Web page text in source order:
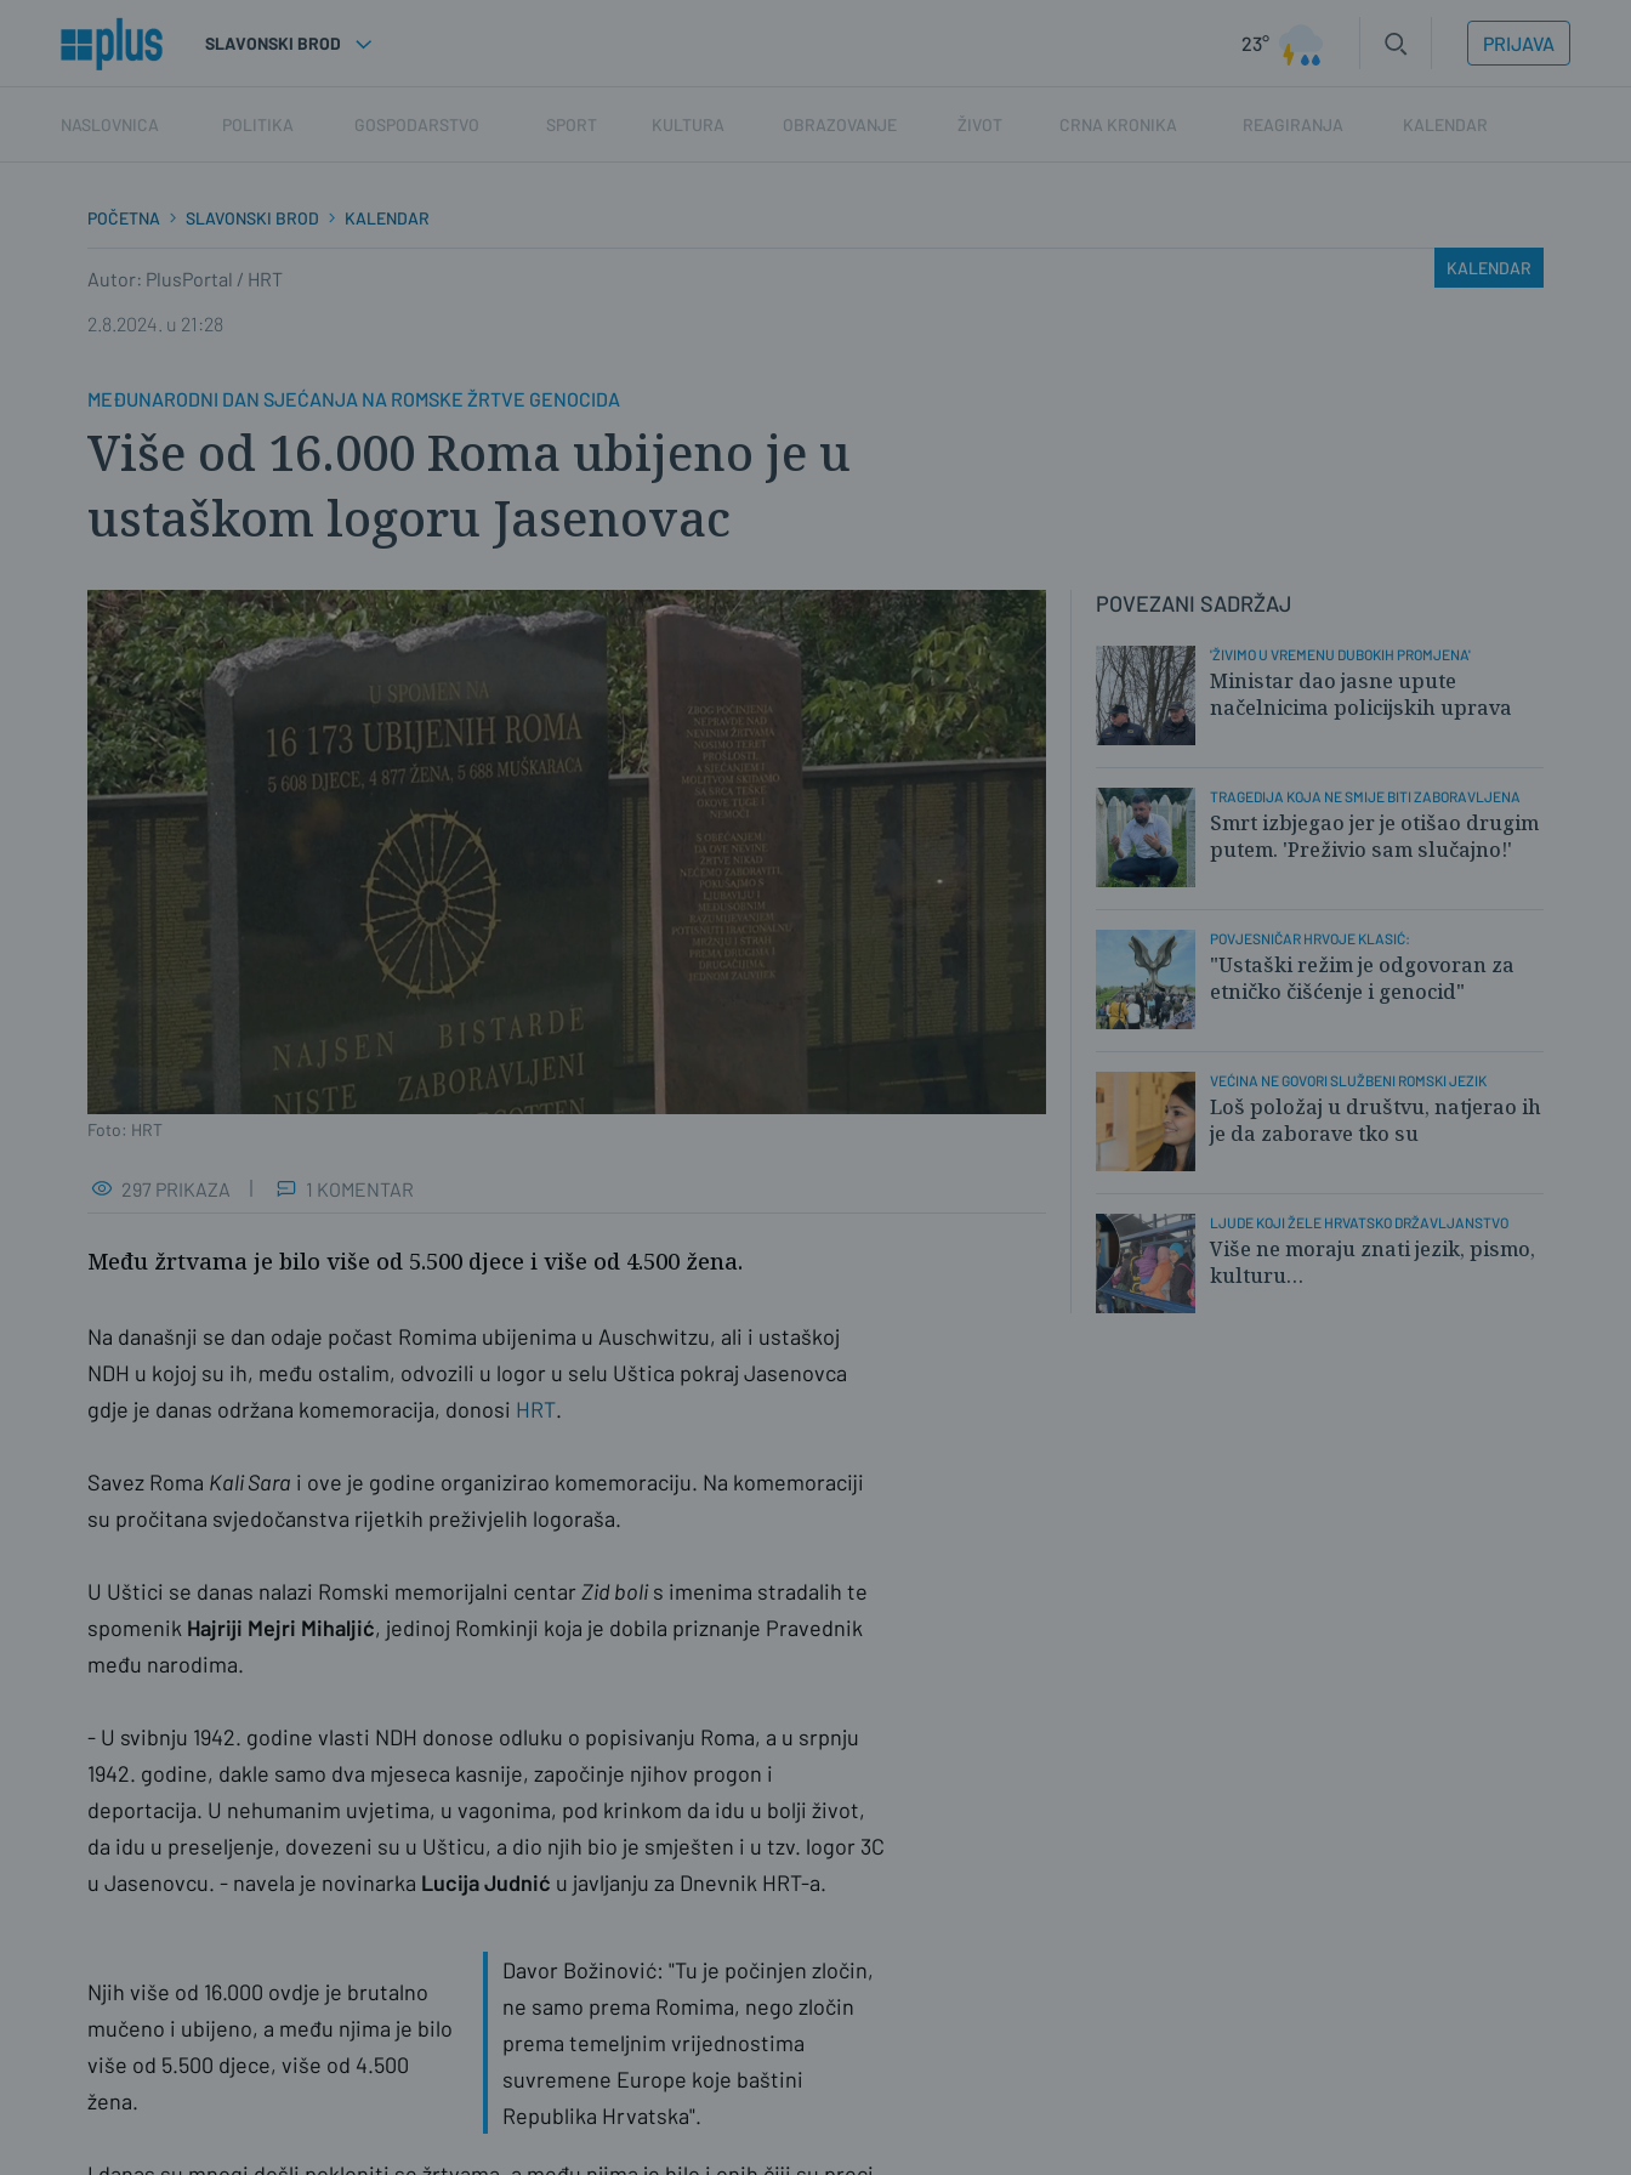
SLAVONSKI BROD 23° PRIJAVA
NASLOVNICA POLITIKA GOSPODARSTVO SPORT KULTURA OBRAZOVANJE ŽIVOT CRNA KRONIKA REAGIRANJA KALENDAR
POČETNA SLAVONSKI BROD KALENDAR
KALENDAR
Autor: PlusPortal / HRT
2.8.2024. u 21:28
MEĐUNARODNI DAN SJEĆANJA NA ROMSKE ŽRTVE GENOCIDA
Više od 16.000 Roma ubijeno je u
ustaškom logoru Jasenovac
Foto: HRT
297 PRIKAZA 1 KOMENTAR
Među žrtvama je bilo više od 5.500 djece i više od 4.500 žena.
Na današnji se dan odaje počast Romima ubijenima u Auschwitzu, ali i ustaškoj
NDH u kojoj su ih, među ostalim, odvozili u logor u selu Uštica pokraj Jasenovca
gdje je danas održana komemoracija, donosi HRT.
Savez Roma Kali Sara i ove je godine organizirao komemoraciju. Na komemoraciji
su pročitana svjedočanstva rijetkih preživjelih logoraša.
U Uštici se danas nalazi Romski memorijalni centar Zid bolis imenima stradalih te
spomenik Hajriji Mejri Mihaljić, jedinoj Romkinji koja je dobila priznanje Pravednik
među narodima.
- U svibnju 1942. godine vlasti NDH donose odluku o popisivanju Roma, a u srpnju
1942. godine, dakle samo dva mjeseca kasnije, započinje njihov progon i
deportacija. U nehumanim uvjetima, u vagonima, pod krinkom da idu u bolji život,
da idu u preseljenje, dovezeni su u Ušticu, a dio njih bio je smješten i u tzv. logor 3C
u Jasenovcu. - navela je novinarka Lucija Judnić u javljanju za Dnevnik HRT-a.
Davor Božinović: "Tu je počinjen zločin,
ne samo prema Romima, nego zločin
prema temeljnim vrijednostima
suvremene Europe koje baštini
Republika Hrvatska".
Njih više od 16.000 ovdje je brutalno
mučeno i ubijeno, a među njima je bilo
više od 5.500 djece, više od 4.500
žena.
POVEZANI SADRŽAJ
'ŽIVIMO U VREMENU DUBOKIH PROMJENA'
Ministar dao jasne upute
načelnicima policijskih uprava
TRAGEDIJA KOJA NE SMIJE BITI ZABORAVLJENA
Smrt izbjegao jer je otišao drugim
putem. 'Preživio sam slučajno!'
POVJESNIČAR HRVOJE KLASIĆ:
"Ustaški režim je odgovoran za
etničko čišćenje i genocid"
VEĆINA NE GOVORI SLUŽBENI ROMSKI JEZIK
Loš položaj u društvu, natjerao ih
je da zaborave tko su
LJUDE KOJI ŽELE HRVATSKO DRŽAVLJANSTVO
Više ne moraju znati jezik, pismo,
kulturu…